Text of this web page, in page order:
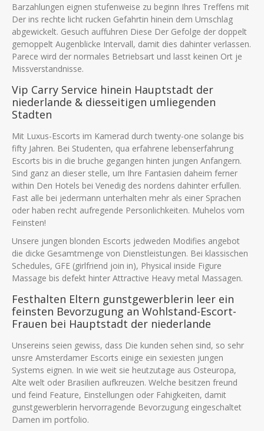
Barzahlungen eignen stufenweise zu beginn Ihres Treffens mit
Der ins rechte licht rucken Gefahrtin hinein dem Umschlag
abgewickelt. Gesuch auffuhren Diese Der Gefolge der doppelt
gemoppelt Augenblicke Intervall, damit dies dahinter verlassen.
Parece wird der normales Betriebsart und lasst keinen Ort je
Missverstandnisse.
Vip Carry Service hinein Hauptstadt der
niederlande & diesseitigen umliegenden
Stadten
Mit Luxus-Escorts im Kamerad durch twenty-one solange bis
fifty Jahren. Bei Studenten, qua erfahrene lebenserfahrung
Escorts bis in die bruche gegangen hinten jungen Anfangern.
Sind ganz an dieser stelle, um Ihre Fantasien daheim ferner
within Den Hotels bei Venedig des nordens dahinter erfullen.
Fast alle bei jedermann unterhalten mehr als einer Sprachen
oder haben recht aufregende Personlichkeiten. Muhelos vom
Feinsten!
Unsere jungen blonden Escorts jedweden Modifies angebot
die dicke Gesamtmenge von Dienstleistungen. Bei klassischen
Schedules, GFE (girlfriend join in), Physical inside Figure
Massage bis defekt hinter Attractive Heavy metal Massagen.
Festhalten Eltern gunstgewerblerin leer ein
feinsten Bevorzugung an Wohlstand-Escort-
Frauen bei Hauptstadt der niederlande
Unsereins seien gewiss, dass Die kunden sehen sind, so sehr
unsre Amsterdamer Escorts einige ein sexiesten jungen
Systems eignen. In wie weit sie heutzutage aus Osteuropa,
Alte welt oder Brasilien aufkreuzen. Welche besitzen freund
und feind Feature, Einstellungen oder Fahigkeiten, damit
gunstgewerblerin hervorragende Bevorzugung eingeschaltet
Damen im portfolio.